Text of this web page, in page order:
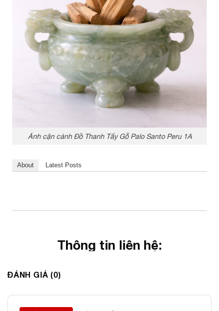
Ảnh cận cảnh Đồ Thanh Tẩy Gỗ Palo Santo Peru 1A
About Latest Posts
Thông tin liên hệ:
ĐÁ PHONG THỦY AN PHÁT – LỰA CHỌN SỐ 1 VỀ ĐÁ
Địa chỉ: 60/69 Bùi Huy Bích, Hoàng Mai, Hà Nội
ĐÁNH GIÁ (0)